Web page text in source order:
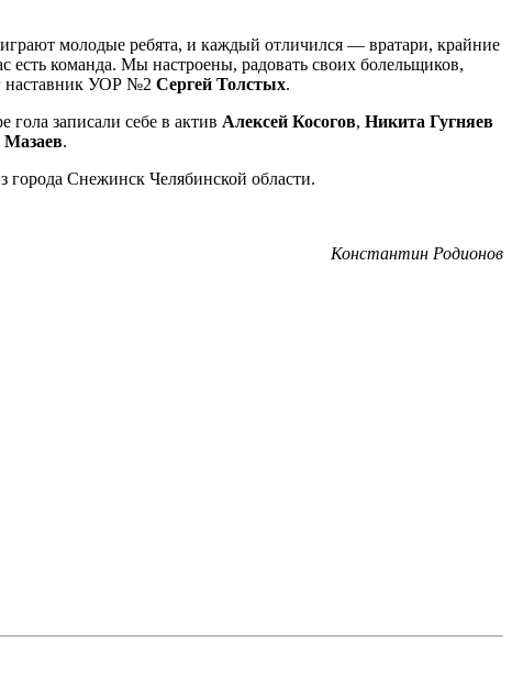
молодые ребята, и каждый отличился — вратари, крайние
команда. Мы настроены, радовать своих болельщиков,
наставник УОР №2 Сергей Толстых.
записали себе в актив Алексей Косогов, Никита Гугняев
Мазаев.
города Снежинск Челябинской области.
Константин Родионов